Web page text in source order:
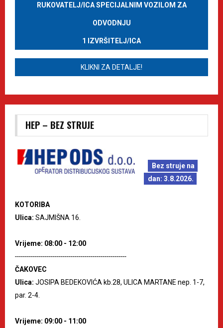
RUKOVATELJ/ICA SPECIJALNIM VOZILOM ZA
ODVODNJU
1 IZVRŠITELJ/ICA
KLIKNI ZA DETALJE!
HEP – BEZ STRUJE
Bez struje na
dan: 3.8.2026.
KOTORIBA
Ulica: SAJMIŠNA 16.
Vrijeme: 08:00 - 12:00
--------------------------------------------------------
ČAKOVEC
Ulica: JOSIPA BEDEKOVIĆA kb.28, ULICA MARTANE nep. 1-7,
par. 2-4.
Vrijeme: 09:00 - 11:00